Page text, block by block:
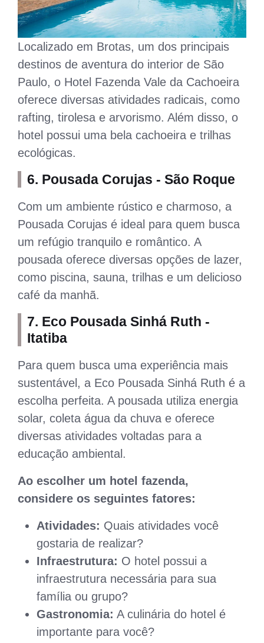
Localizado em Brotas, um dos principais
destinos de aventura do interior de São
Paulo, o Hotel Fazenda Vale da Cachoeira
oferece diversas atividades radicais, como
rafting, tirolesa e arvorismo. Além disso, o
hotel possui uma bela cachoeira e trilhas
ecológicas.
6. Pousada Corujas - São Roque
Com um ambiente rústico e charmoso, a
Pousada Corujas é ideal para quem busca
um refúgio tranquilo e romântico. A
pousada oferece diversas opções de lazer,
como piscina, sauna, trilhas e um delicioso
café da manhã.
7. Eco Pousada Sinhá Ruth -
Itatiba
Para quem busca uma experiência mais
sustentável, a Eco Pousada Sinhá Ruth é a
escolha perfeita. A pousada utiliza energia
solar, coleta água da chuva e oferece
diversas atividades voltadas para a
educação ambiental.
Ao escolher um hotel fazenda,
considere os seguintes fatores:
Atividades: Quais atividades você
gostaria de realizar?
Infraestrutura: O hotel possui a
infraestrutura necessária para sua
família ou grupo?
Gastronomia: A culinária do hotel é
importante para você?